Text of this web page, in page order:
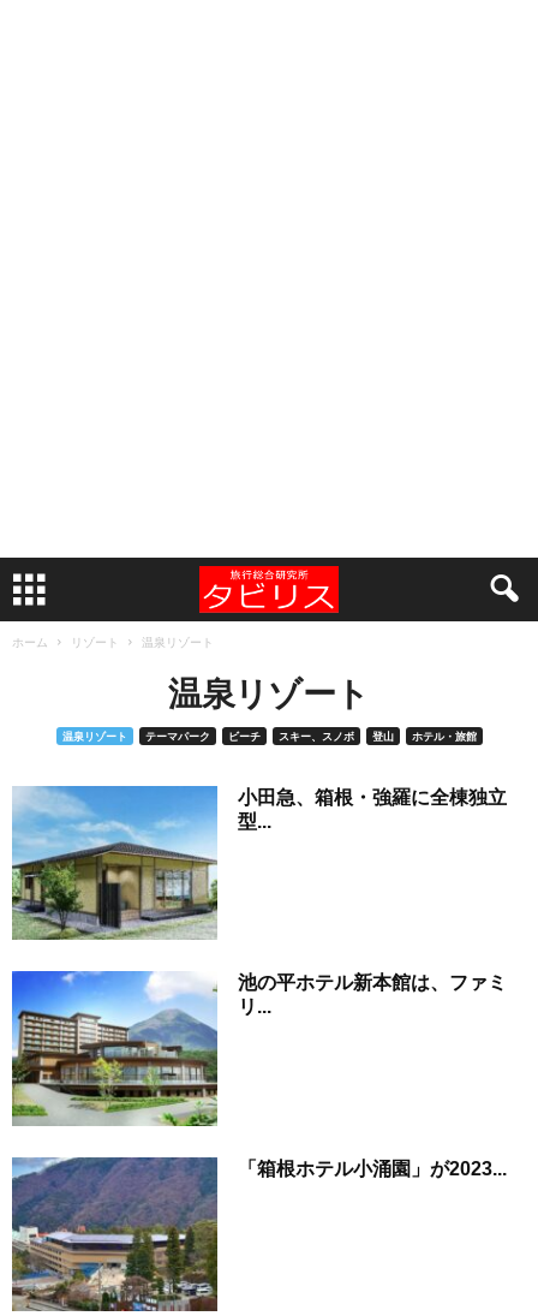
ホーム リゾート 温泉リゾート
温泉リゾート
温泉リゾート テーマパーク ビーチ スキー、スノボ 登山 ホテル・旅館
小田急、箱根・強羅に全棟独立
型...
池の平ホテル新本館は、ファミ
リ...
「箱根ホテル小涌園」が2023...